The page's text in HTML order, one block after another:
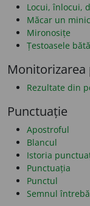
Locui, înlocui,
Măcar un
Mironosițe
Țestoasele
Monitorizarea
Rezultate din
Punctuație
Apostroful
Blancul
Istoria
Punctuația
Punctul
Semnul